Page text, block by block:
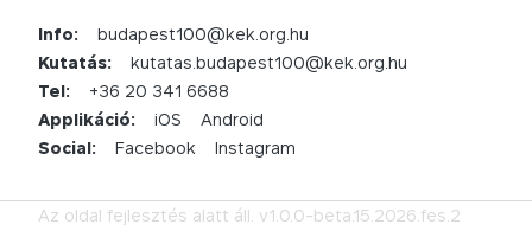
Info:
budapest100@kek.org.hu
Kutatás:
kutatas.budapest100@kek.org.hu
Tel:
+36 20 341 6688
Applikáció:
iOS
Android
Social:
Facebook Instagram
Az oldal fejlesztés alatt áll. v1.0.0-beta.15.2026.fes.2